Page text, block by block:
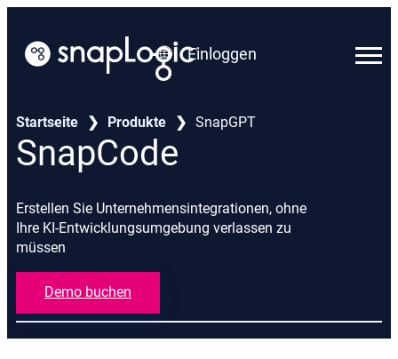
springen
DeutschEinloggen
Startseite ❯ Produkte ❯ SnapGPT
SnapCode
Erstellen Sie Unternehmensintegrationen, ohne
Ihre KI-Entwicklungsumgebung verlassen zu
müssen
Demo buchen